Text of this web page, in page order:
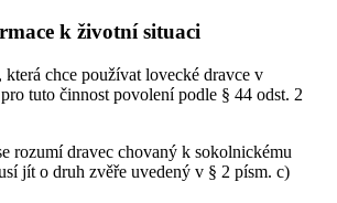
k životní situaci
chce používat lovecké dravce v
tuto činnost povolení podle § 44 odst. 2
rozumí dravec chovaný k sokolnickému
jít o druh zvěře uvedený v § 2 písm. c)